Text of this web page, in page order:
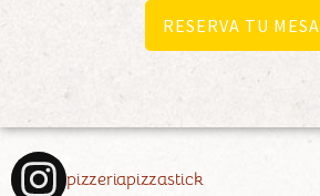
RESERVA TU MESA
pizzeriapizzastick